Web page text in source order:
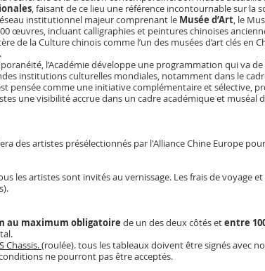
, faisant de ce lieu une référence incontournable sur la
institutionnel majeur comprenant le Musée d’Art, le
œuvres, incluant calligraphies et peintures chinoises
de la Culture chinois comme l’un des musées d’art clés
l’Académie développe une programmation qui va
institutions culturelles mondiales, notamment dans le
pensée comme une initiative complémentaire et sélective,
une visibilité accrue dans un cadre académique et muséal
desartistes présélectionnés par l'Alliance Chine Europe
les artistes sont invités au vernissage. Les frais de voyage
au maximum obligatoire de un des deux côtés etentre
Chassis.(roulée).​tous les tableaux doivent êtresignés avec
ne pourront pas être acceptés.